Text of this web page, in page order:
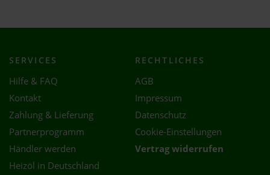
SERVICES
Hilfe & FAQ
Kontakt
Zahlung & Lieferung
Partnerprogramm
Händler werden
Heizöl in Deutschland
RECHTLICHES
AGB
Impressum
Datenschutz
Cookie-Einstellungen
Vertrag widerrufen